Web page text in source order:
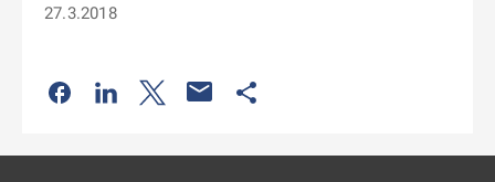
27.3.2018
Odkaz se otevře na nové kartě
Odkaz se otevře na nové kartě
Odkaz se otevře na nové kartě